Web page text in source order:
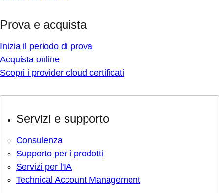
Prova e acquista
Inizia il periodo di prova
Acquista online
Scopri i provider cloud certificati
Servizi e supporto
Consulenza
Supporto per i prodotti
Servizi per l'IA
Technical Account Management